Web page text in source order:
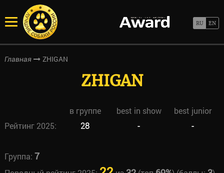
Главная ZHIGAN
ZHIGAN
в группе best in show
best junior
Рейтинг 2025:
28 - -
Группа: 7